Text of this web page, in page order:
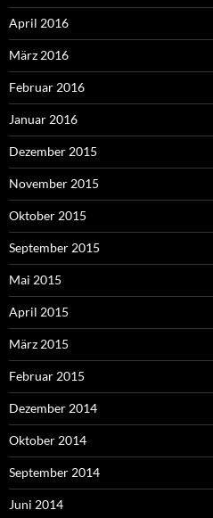
April 2016
März 2016
Februar 2016
Januar 2016
Dezember 2015
November 2015
Oktober 2015
September 2015
Mai 2015
April 2015
März 2015
Februar 2015
Dezember 2014
Oktober 2014
September 2014
Juni 2014